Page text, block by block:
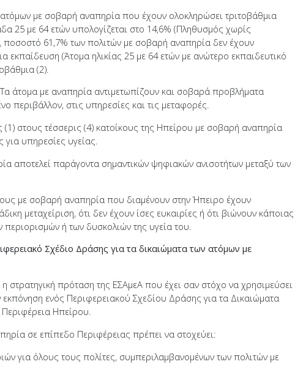
με σοβαρή αναπηρία που έχουν ολοκληρώσει τριτοβάθμια
25 με 64 ετών υπολογίζεται στο 14,6% (Πληθυσμός χωρίς
61,7% των πολιτών με σοβαρή αναπηρία δεν έχουν
εκπαίδευση (Άτομα ηλικίας 25 με 64 ετών με ανώτερο εκπαιδευτικό
(2).
Τα άτομα με αναπηρία αντιμετωπίζουν και σοβαρά προβλήματα
περιβάλλον, στις υπηρεσίες και τις μεταφορές.
(1) στους τέσσερις (4) κατοίκους της Ηπείρου με σοβαρή αναπηρία
για υπηρεσίες υγείας.
αποτελεί παράγοντα σημαντικών ψηφιακών ανισοτήτων μεταξύ των
με σοβαρή αναπηρία που διαμένουν στην Ήπειρο έχουν
μεταχείριση, ότι δεν έχουν ίσες ευκαιρίες ή ότι βιώνουν κάποιας
ή των δυσκολιών της υγεία του.
Σχέδιο Δράσης για τα δικαιώματα των ατόμων με
η στρατηγική πρόταση της ΕΣΑμεΑ που έχει σαν στόχο να χρησιμεύσει
εκπόνηση ενός Περιφερειακού Σχεδίου Δράσης για τα Δικαιώματα
Ηπείρου.
σε επίπεδο Περιφέρειας πρέπει να στοχεύει:
για όλους τους πολίτες, συμπεριλαμβανομένων των πολιτών με